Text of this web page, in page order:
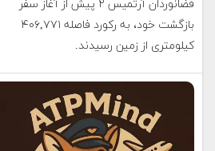
فضانوردان آرتمیس ۲ پیش از آغاز سفر
بازگشت خود، به رکورد فاصله ۴۰۶,۷۷۱
کیلومتری از زمین رسیدند.